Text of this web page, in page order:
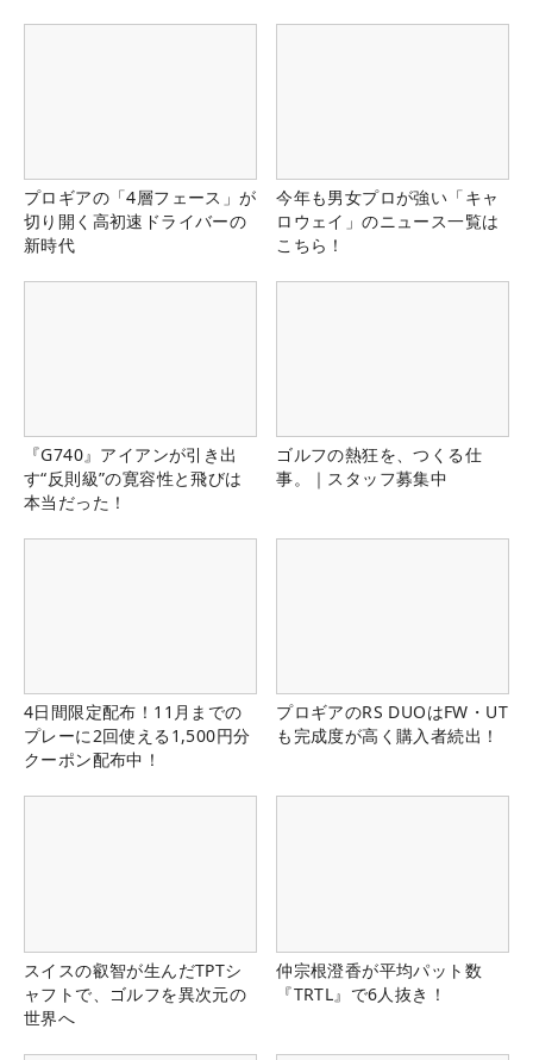
プロギアの「4層フェース」が
切り開く高初速ドライバーの
新時代
今年も男女プロが強い「キャ
ロウェイ」のニュース一覧は
こちら！
『G740』アイアンが引き出
す“反則級”の寛容性と飛びは
本当だった！
ゴルフの熱狂を、つくる仕
事。｜スタッフ募集中
4日間限定配布！11月までの
プレーに2回使える1,500円分
クーポン配布中！
プロギアのRS DUOはFW・UT
も完成度が高く購入者続出！
スイスの叡智が生んだTPTシ
ャフトで、ゴルフを異次元の
世界へ
仲宗根澄香が平均パット数
『TRTL』で6人抜き！